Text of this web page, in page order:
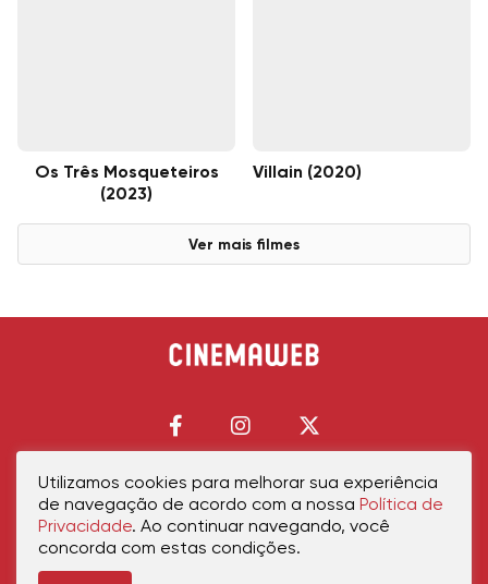
Os Três Mosqueteiros
(2023)
Villain (2020)
Ver mais filmes
Início Política de PrivacidadePolítica de CookiesContatoSobre Nós
Utilizamos cookies para melhorar sua experiência
de navegação de acordo com a nossa Política de
Privacidade. Ao continuar navegando, você
concorda com estas condições.